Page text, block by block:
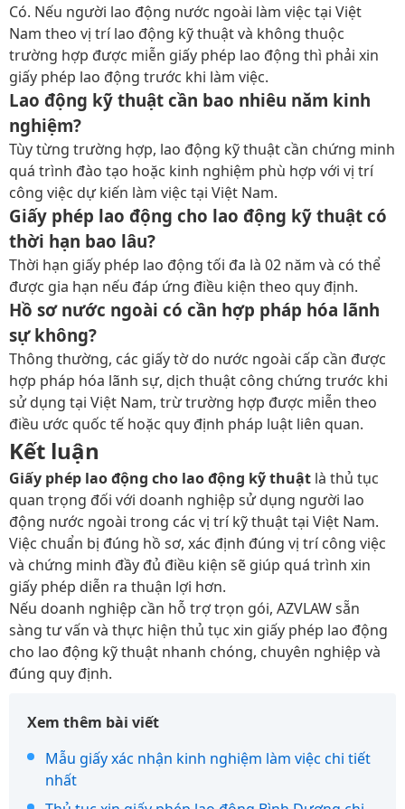
Có. Nếu người lao động nước ngoài làm việc tại Việt
Nam theo vị trí lao động kỹ thuật và không thuộc
trường hợp được miễn giấy phép lao động thì phải xin
giấy phép lao động trước khi làm việc.
Lao động kỹ thuật cần bao nhiêu năm kinh
nghiệm?
Tùy từng trường hợp, lao động kỹ thuật cần chứng minh
quá trình đào tạo hoặc kinh nghiệm phù hợp với vị trí
công việc dự kiến làm việc tại Việt Nam.
Giấy phép lao động cho lao động kỹ thuật có
thời hạn bao lâu?
Thời hạn giấy phép lao động tối đa là 02 năm và có thể
được gia hạn nếu đáp ứng điều kiện theo quy định.
Hồ sơ nước ngoài có cần hợp pháp hóa lãnh
sự không?
Thông thường, các giấy tờ do nước ngoài cấp cần được
hợp pháp hóa lãnh sự, dịch thuật công chứng trước khi
sử dụng tại Việt Nam, trừ trường hợp được miễn theo
điều ước quốc tế hoặc quy định pháp luật liên quan.
Kết luận
Giấy phép lao động cho lao động kỹ thuật là thủ tục
quan trọng đối với doanh nghiệp sử dụng người lao
động nước ngoài trong các vị trí kỹ thuật tại Việt Nam.
Việc chuẩn bị đúng hồ sơ, xác định đúng vị trí công việc
và chứng minh đầy đủ điều kiện sẽ giúp quá trình xin
giấy phép diễn ra thuận lợi hơn.
Nếu doanh nghiệp cần hỗ trợ trọn gói, AZVLAW sẵn
sàng tư vấn và thực hiện thủ tục xin giấy phép lao động
cho lao động kỹ thuật nhanh chóng, chuyên nghiệp và
đúng quy định.
Xem thêm bài viết
Mẫu giấy xác nhận kinh nghiệm làm việc chi tiết
nhất